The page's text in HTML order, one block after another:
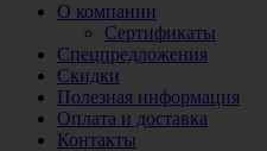
О компании
Сертификаты
Спецпредложения
Скидки
Полезная информация
Оплата и доставка
Контакты